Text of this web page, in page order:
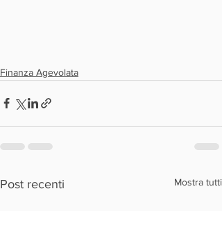
Finanza Agevolata
Post recenti Mostra tutti